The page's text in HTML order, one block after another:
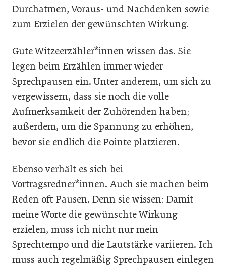
Durchatmen, Voraus- und Nachdenken sowie
zum Erzielen der gewünschten Wirkung.
Gute Witzeerzähler*innen wissen das. Sie
legen beim Erzählen immer wieder
Sprechpausen ein. Unter anderem, um sich zu
vergewissern, dass sie noch die volle
Aufmerksamkeit der Zuhörenden haben;
außerdem, um die Spannung zu erhöhen,
bevor sie endlich die Pointe platzieren.
Ebenso verhält es sich bei
Vortragsredner*innen. Auch sie machen beim
Reden oft Pausen. Denn sie wissen: Damit
meine Worte die gewünschte Wirkung
erzielen, muss ich nicht nur mein
Sprechtempo und die Lautstärke variieren. Ich
muss auch regelmäßig Sprechpausen einlegen